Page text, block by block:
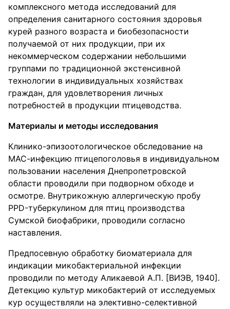
комплексного метода исследований для
определения санитарного состояния здоровья
курей разного возраста и биобезопасности
получаемой от них продукции, при их
некоммерческом содержании небольшими
группами по традиционной экстенсивной
технологии в индивидуальных хозяйствах
граждан, для удовлетворения личных
потребностей в продукции птицеводства.
Материалы и методы исследования
Клинико-эпизоотологическое обследование на
МАС-инфекцию птицепоголовья в индивидуальном
пользовании населения Днепропетровской
области проводили при подворном обходе и
осмотре. Внутрикожную аллергическую пробу
PPD-туберкулином для птиц производства
Сумской биофабрики, проводили согласно
наставления.
Предпосевную обработку биоматериала для
индикации микобактериальной инфекции
проводили по методу Аликаевой А.П. [ВИЭВ, 1940].
Детекцию культур микобактерий от исследуемых
кур осуществляли на элективно-селективной